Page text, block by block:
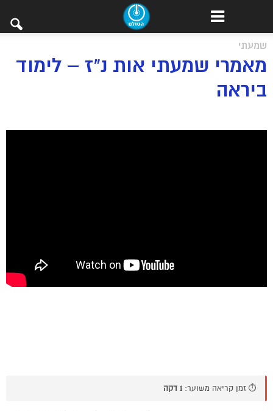
שמעתי
מאמרי שמעתי אות נ”ז – לימוד
ביראה
⏱️ זמן קריאה משוער: 1 דקה